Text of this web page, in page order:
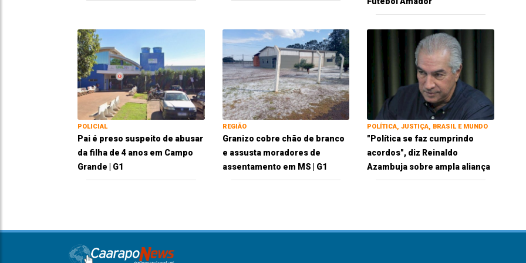
POLICIAL
Pai é preso suspeito de abusar
da filha de 4 anos em Campo
Grande | G1
REGIÃO
Granizo cobre chão de branco
e assusta moradores de
assentamento em MS | G1
POLÍTICA, JUSTIÇA, BRASIL E MUNDO
"Política se faz cumprindo
acordos", diz Reinaldo
Azambuja sobre ampla aliança